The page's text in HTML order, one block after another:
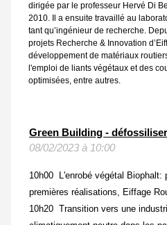
dirigée par le professeur Hervé Di
2010. Il a ensuite travaillé au
tant qu’ingénieur de recherche.
projets Recherche & Innovation
développement de matériaux
l'emploi de liants végétaux et des
optimisées, entre autres.
Green Building -
08/02/2023 à 10:00
10h00 L'enrobé végétal Biophalt:
premières réalisations, Eiffage
10h20 Transition vers une